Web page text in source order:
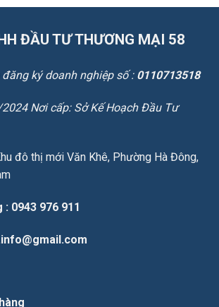
ĐẦU TƯ THƯƠNG MẠI 58
ký doanh nghiệp số : 0110713518
Nơi cấp: Sở Kế Hoạch Đầu Tư
đô thị mới Văn Khê, Phường Hà Đông,
: 0943 976 911